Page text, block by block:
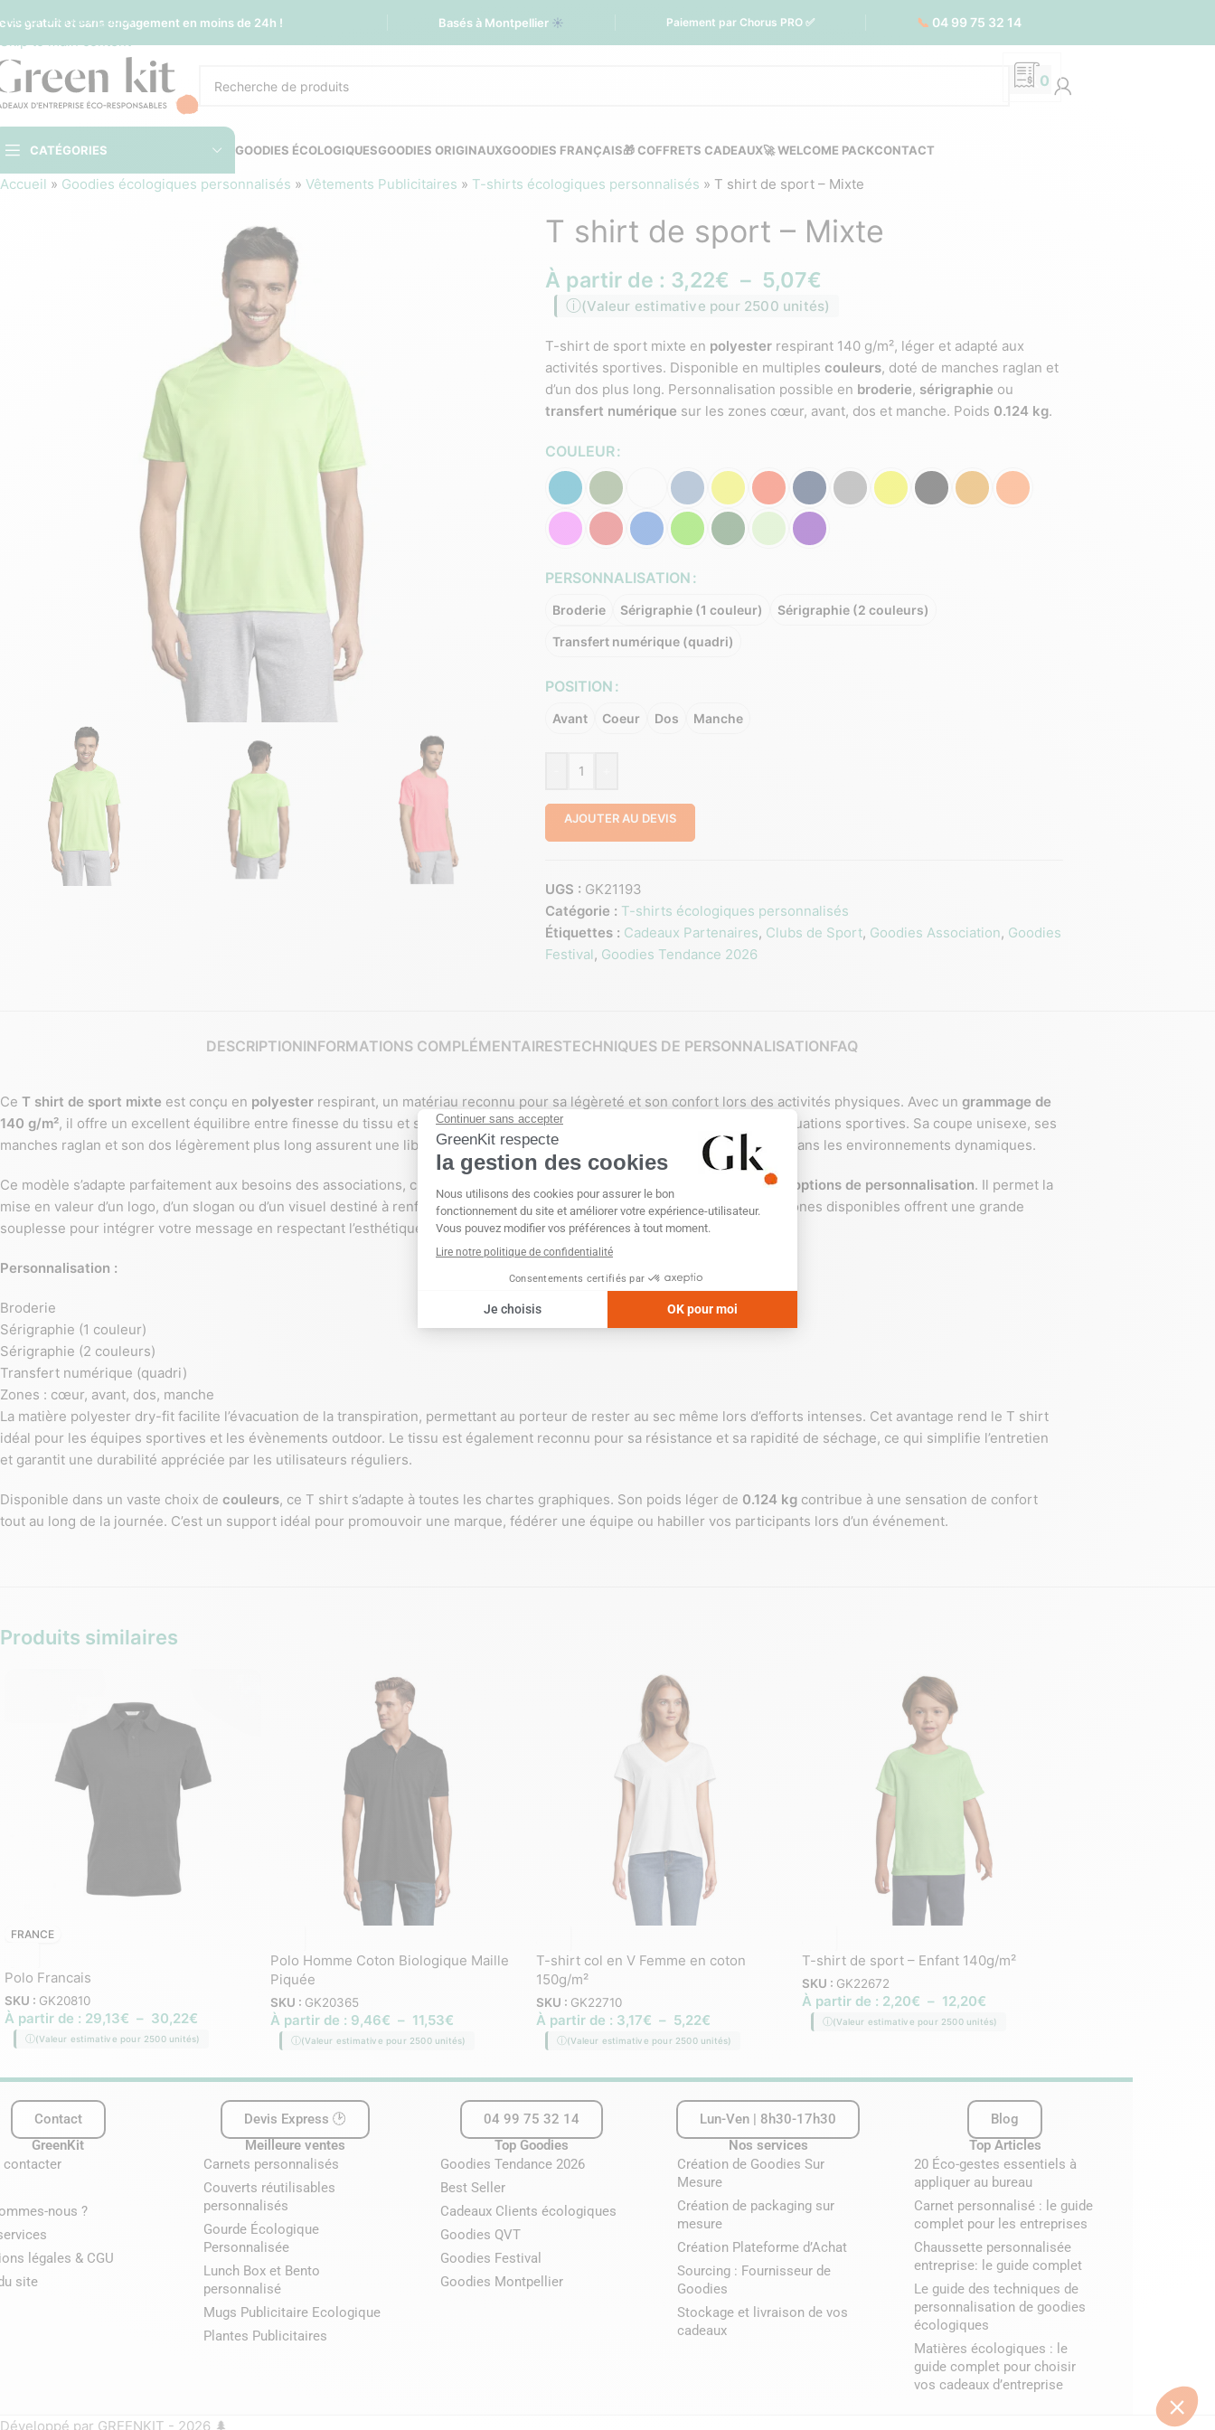
Sauter à la navigation
Skip to main content
gratuit et sans engagement en moins de 24h ! Basés à Montpellier ☀️ Paiement par Chorus PRO ✅ 📞 04 99 75 32 14
0
CATÉGORIES GOODIES ÉCOLOGIQUESGOODIES ORIGINAUXGOODIES FRANÇAIS🎁 COFFRETS CADEAUX🚀 WELCOME PACKCONTACT
Accueil » Goodies écologiques personnalisés » Vêtements Publicitaires » T-shirts écologiques personnalisés » T shirt de sport – Mixte
T shirt de sport – Mixte
À partir de : 3,22€ – 5,07€
(Valeur estimative pour 2500 unités)
T-shirt de sport mixte en polyester respirant 140 g/m², léger et adapté aux
activités sportives. Disponible en multiples couleurs, doté de manches raglan et
d’un dos plus long. Personnalisation possible en broderie, sérigraphie ou
transfert numérique sur les zones cœur, avant, dos et manche. Poids 0.124 kg.
COULEUR
PERSONNALISATION
Broderie Sérigraphie (1 couleur) Sérigraphie (2 couleurs)
Transfert numérique (quadri)
POSITION
Avant Coeur Dos Manche
AJOUTER AU DEVIS
UGS : GK21193
Catégorie : T-shirts écologiques personnalisés
Étiquettes : Cadeaux Partenaires, Clubs de Sport, Goodies Association, Goodies
Festival, Goodies Tendance 2026
DESCRIPTIONINFORMATIONS COMPLÉMENTAIRESTECHNIQUES DE PERSONNALISATIONFAQ
Ce T shirt de sport mixte est conçu en polyester respirant, un matériau reconnu pour sa légèreté et son confort lors des activités physiques. Avec un grammage de
140 g/m², il offre un excellent équilibre entre finesse du tissu et solidité, garantissant une tenue agréable dans toutes les situations sportives. Sa coupe unisexe, ses
manches raglan et son dos légèrement plus long assurent une liberté de mouvement optimale, particulièrement appréciée dans les environnements dynamiques.
Ce modèle s’adapte parfaitement aux besoins des associations, clubs, entreprises ou événements grâce à ses nombreuses options de personnalisation. Il permet la
mise en valeur d’un logo, d’un slogan ou d’un visuel destiné à renforcer l’identité visuelle d’une équipe ou d’un groupe. Les zones disponibles offrent une grande
souplesse pour intégrer votre message en respectant l’esthétique souhaitée.
Personnalisation :
Broderie
Sérigraphie (1 couleur)
Sérigraphie (2 couleurs)
Transfert numérique (quadri)
Zones : cœur, avant, dos, manche
La matière polyester dry-fit facilite l’évacuation de la transpiration, permettant au porteur de rester au sec même lors d’efforts intenses. Cet avantage rend le T shirt
idéal pour les équipes sportives et les évènements outdoor. Le tissu est également reconnu pour sa résistance et sa rapidité de séchage, ce qui simplifie l’entretien
et garantit une durabilité appréciée par les utilisateurs réguliers.
Disponible dans un vaste choix de couleurs, ce T shirt s’adapte à toutes les chartes graphiques. Son poids léger de 0.124 kg contribue à une sensation de confort
tout au long de la journée. C’est un support idéal pour promouvoir une marque, fédérer une équipe ou habiller vos participants lors d’un événement.
Produits similaires
FRANCE
Polo Francais
SKU : GK20810
À partir de : 29,13€ – 30,22€
(Valeur estimative pour 2500 unités)
Polo Homme Coton Biologique Maille
Piquée
SKU : GK20365
À partir de : 9,46€ – 11,53€
(Valeur estimative pour 2500 unités)
T-shirt col en V Femme en coton
150g/m²
SKU : GK22710
À partir de : 3,17€ – 5,22€
(Valeur estimative pour 2500 unités)
T-shirt de sport – Enfant 140g/m²
SKU : GK22672
À partir de : 2,20€ – 12,20€
(Valeur estimative pour 2500 unités)
Contact
GreenKit
contacter
nous ?
légales & CGU
site
Devis Express 🕑
Meilleure ventes
Carnets personnalisés
Couverts réutilisables
personnalisés
Gourde Écologique
Personnalisée
Lunch Box et Bento
personnalisé
Mugs Publicitaire Ecologique
Plantes Publicitaires
04 99 75 32 14
Top Goodies
Goodies Tendance 2026
Best Seller
Cadeaux Clients écologiques
Goodies QVT
Goodies Festival
Goodies Montpellier
Lun-Ven | 8h30-17h30
Nos services
Création de Goodies Sur
Mesure
Création de packaging sur
mesure
Création Plateforme d’Achat
Sourcing : Fournisseur de
Goodies
Stockage et livraison de vos
cadeaux
Blog
Top Articles
20 Éco-gestes essentiels à
appliquer au bureau
Carnet personnalisé : le guide
complet pour les entreprises
Chaussette personnalisée
entreprise: le guide complet
Le guide des techniques de
personnalisation de goodies
écologiques
Matières écologiques : le
guide complet pour choisir
vos cadeaux d’entreprise
Développé par GREENKIT - 2026 🌲